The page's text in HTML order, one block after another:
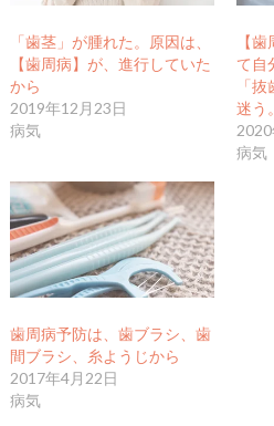
「歯茎」が腫れた。原因は、
【歯周病】が、進行していた
から
2019年12月23日
病気
【
て自
「
迷う。
病気
歯周病予防は、歯ブラシ、歯
間ブラシ、糸ようじから
2017年4月22日
病気